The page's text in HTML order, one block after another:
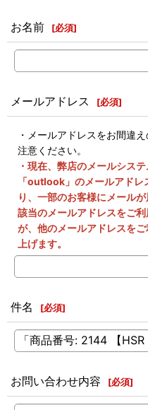
お名前 [必須]
メールアドレス [必須]
・メールアドレスをお間違
注意ください。
・現在、弊店のメールシス
「outlook」のメールアド
り、一部のお客様にメール
該当のメールアドレスをご
が、他のメールアドレスを
上げます。
件名 [必須]
お問い合わせ内容 [必須]